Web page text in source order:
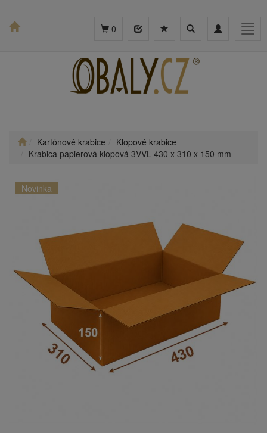
Toggle
Toggle
0
Kartónové krabice
Klopové krabice
Krabica papierová klopová 3VVL 430 x 310 x 150 mm
Novinka